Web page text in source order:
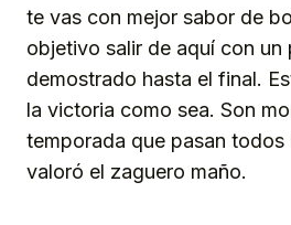
te vas con mejor sabor de
objetivo salir de aquí con un
demostrado hasta el final.
la victoria como sea. Son
temporada que pasan todos
valoró el zaguero maño.